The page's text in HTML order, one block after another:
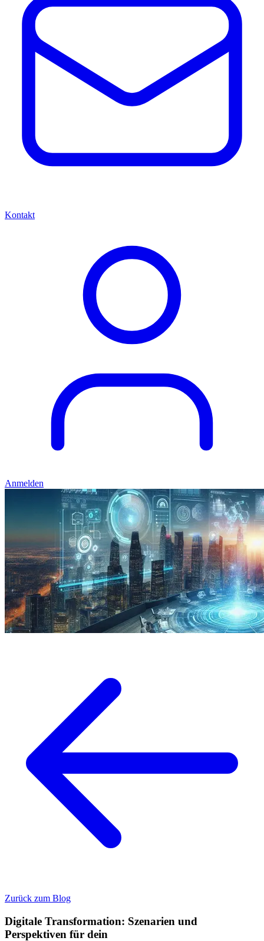
Kontakt
Anmelden
Zurück zum Blog
Digitale Transformation: Szenarien und
Perspektiven für dein